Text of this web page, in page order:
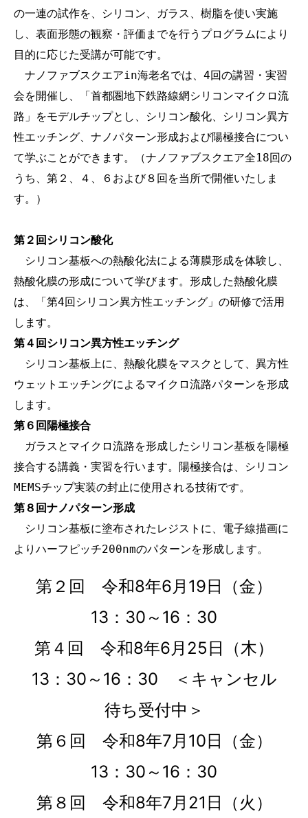
の一連の試作を、シリコン、ガラス、樹脂を使い実施
し、表面形態の観察・評価までを行うプログラムにより
目的に応じた受講が可能です。
ナノファブスクエアin海老名では、4回の講習・実習
会を開催し、「首都圏地下鉄路線網シリコンマイクロ流
路」をモデルチップとし、シリコン酸化、シリコン異方
性エッチング、ナノパターン形成および陽極接合につい
て学ぶことができます。（ナノファブスクエア全18回の
うち、第２、４、６および８回を当所で開催いたしま
す。）
第２回シリコン酸化
シリコン基板への熱酸化法による薄膜形成を体験し、
熱酸化膜の形成について学びます。形成した熱酸化膜
は、「第4回シリコン異方性エッチング」の研修で活用
します。
第４回シリコン異方性エッチング
シリコン基板上に、熱酸化膜をマスクとして、異方性
ウェットエッチングによるマイクロ流路パターンを形成
します。
第６回陽極接合
ガラスとマイクロ流路を形成したシリコン基板を陽極
接合する講義・実習を行います。陽極接合は、シリコン
MEMSチップ実装の封止に使用される技術です。
第８回ナノパターン形成
シリコン基板に塗布されたレジストに、電子線描画に
よりハーフピッチ200nmのパターンを形成します。
第２回 令和8年6月19日（金）
13：30～16：30
第４回 令和8年6月25日（木）
13：30～16：30 ＜キャンセル
待ち受付中＞
第６回 令和8年7月10日（金）
13：30～16：30
第８回 令和8年7月21日（火）